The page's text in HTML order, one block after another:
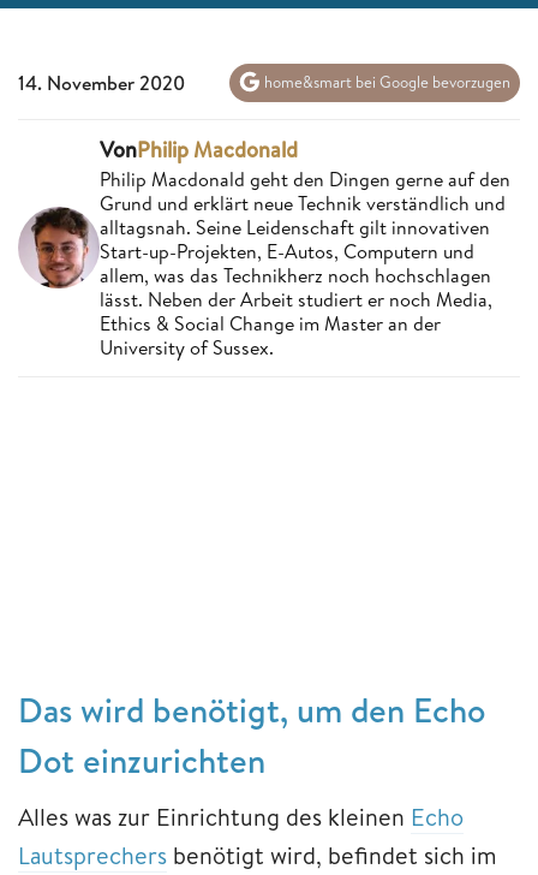
14. November 2020 home&smart bei Google bevorzugen
VonPhilip Macdonald
Philip Macdonald geht den Dingen gerne auf den
Grund und erklärt neue Technik verständlich und
alltagsnah. Seine Leidenschaft gilt innovativen
Start-up-Projekten, E-Autos, Computern und
allem, was das Technikherz noch hochschlagen
lässt. Neben der Arbeit studiert er noch Media,
Ethics & Social Change im Master an der
University of Sussex.
Das wird benötigt, um den Echo
Dot einzurichten
Alles was zur Einrichtung des kleinen Echo
Lautsprechers benötigt wird, befindet sich im